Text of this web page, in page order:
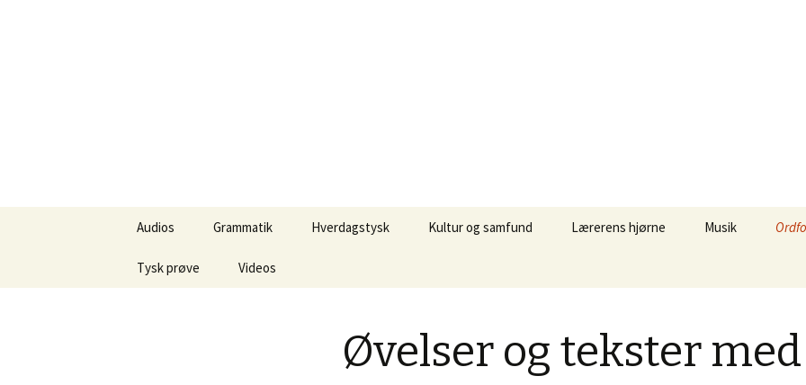
indhold
Audios Grammatik
Kendeord
Hverdagstysk Kultur og samfund Lærerens hjørne
Rollenspiel
Musik
Tysk prøve Videos
Øvelser og tekster